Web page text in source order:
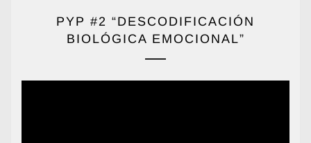
PYP #2 “DESCODIFICACIÓN
BIOLÓGICA EMOCIONAL”